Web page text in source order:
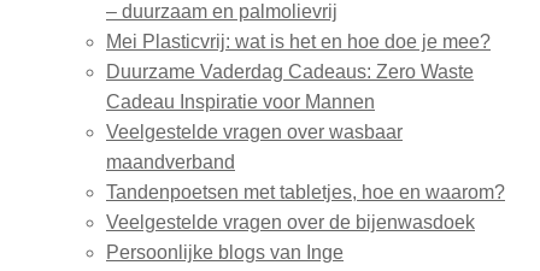
– duurzaam en palmolievrij
Mei Plasticvrij: wat is het en hoe doe je mee?
Duurzame Vaderdag Cadeaus: Zero Waste
Cadeau Inspiratie voor Mannen
Veelgestelde vragen over wasbaar
maandverband
Tandenpoetsen met tabletjes, hoe en waarom?
Veelgestelde vragen over de bijenwasdoek
Persoonlijke blogs van Inge